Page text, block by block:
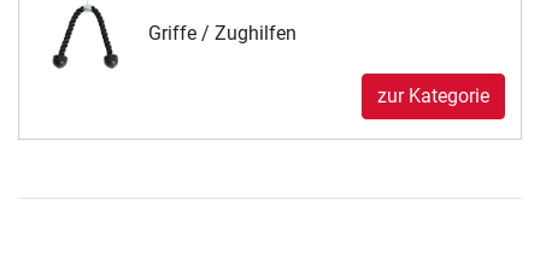
Griffe / Zughilfen
zur Kategorie